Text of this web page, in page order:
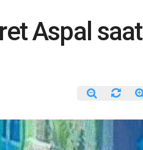
Aspal saat